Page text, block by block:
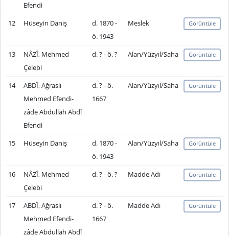
Efendi
12 Hüseyin Daniş
d. 1870 -
ö. 1943
Meslek Görüntüle
13
NÂZÎ, Mehmed
Çelebi
d. ? - ö. ? Alan/Yüzyıl/Saha Görüntüle
14
ABDÎ, Ağraslı
Mehmed Efendi-
zâde Abdullah Abdî
Efendi
d. ? - ö.
1667
Alan/Yüzyıl/Saha Görüntüle
15 Hüseyin Daniş
d. 1870 -
ö. 1943
Alan/Yüzyıl/Saha Görüntüle
16
NÂZÎ, Mehmed
Çelebi
d. ? - ö. ? Madde Adı Görüntüle
17
ABDÎ, Ağraslı
Mehmed Efendi-
zâde Abdullah Abdî
d. ? - ö.
1667
Madde Adı Görüntüle